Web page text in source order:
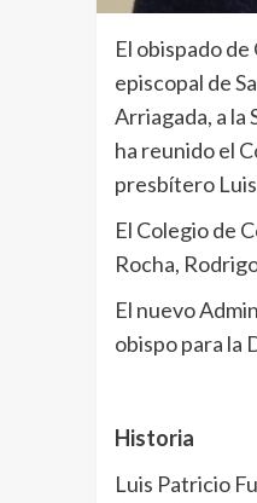
El obispado
episcopal de
Arriagada, a la
ha reunido el
presbítero
El Colegio de
Rocha,
El nuevo
obispo para la
Historia
Luis Patricio